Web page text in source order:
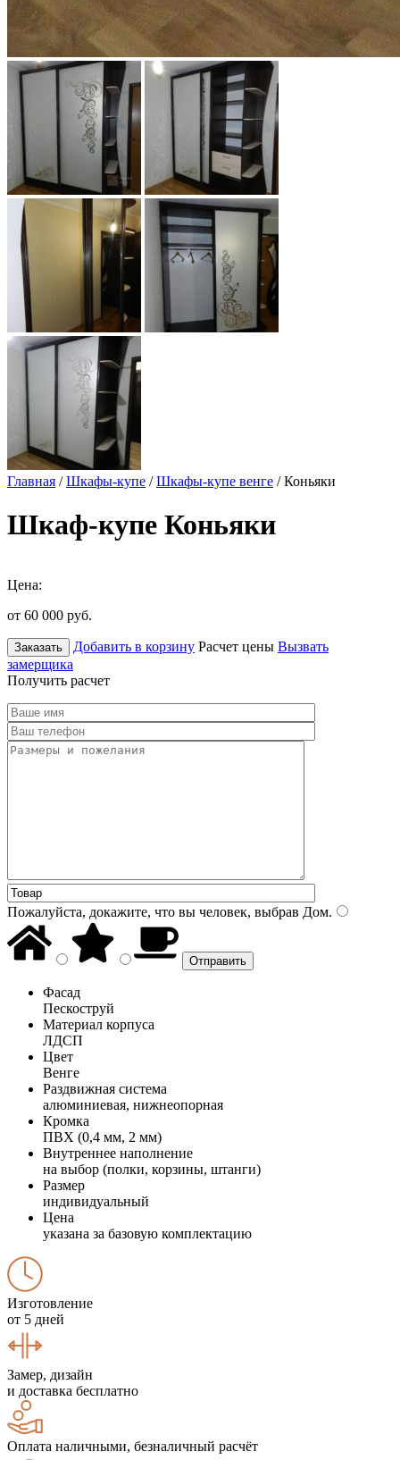
Главная /Шкафы-купе /Шкафы-купе венге / Коньяки
Шкаф-купе Коньяки
Цена:
от 60 000 руб.
Заказать Добавить в корзину Расчет цены Вызвать
замерщика
Получить расчет
Пожалуйста, докажите, что вы человек, выбрав Дом.
Фасад
Пескоструй
Материал корпуса
ЛДСП
Цвет
Венге
Раздвижная система
алюминиевая, нижнеопорная
Кромка
ПВХ (0,4 мм, 2 мм)
Внутреннее наполнение
на выбор (полки, корзины, штанги)
Размер
индивидуальный
Цена
указана за базовую комплектацию
Изготовление
от 5 дней
Замер, дизайн
и доставка бесплатно
Оплата наличными, безналичный расчёт